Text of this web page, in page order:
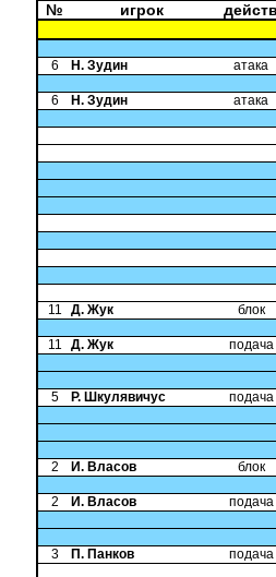
№ игрок
6 Н. Зудин атака
6 Н. Зудин атака
11 Д. Жук блок
11 Д. Жук подача
5 Р. Шкулявичус подача
2 И. Власов блок
2 И. Власов подача
3 П. Панков подача